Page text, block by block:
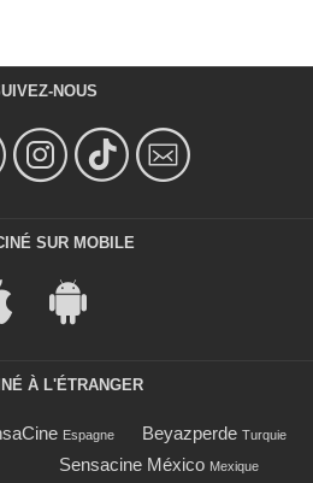
NOUS
SUR MOBILE
À L'ÉTRANGER
Espagne Beyazperde Turquie
Sensacine México Mexique